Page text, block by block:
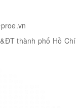
thành phố Hồ Chí